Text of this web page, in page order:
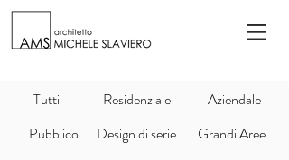
Tutti
Pubblico
Residenziale
Design di serie
Aziendale
Grandi Aree